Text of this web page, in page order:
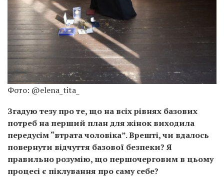
Фото: @elena_tita_
Згадую тезу про те, що на всіх рівнях базових
потреб на перший план для жінок виходила
передусім “втрата чоловіка”. Врешті, чи вдалось
повернути відчуття базової безпеки? Я
правильно розумію, що першочерговим в цьому
процесі є піклування про саму себе?